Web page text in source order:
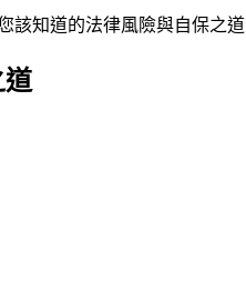
該知道的法律風險與自保之道
道